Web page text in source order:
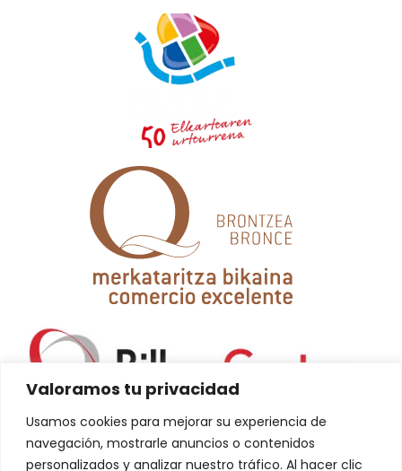
Valoramos tu privacidad
Usamos cookies para mejorar su experiencia de
navegación, mostrarle anuncios o contenidos
personalizados y analizar nuestro tráfico. Al hacer clic